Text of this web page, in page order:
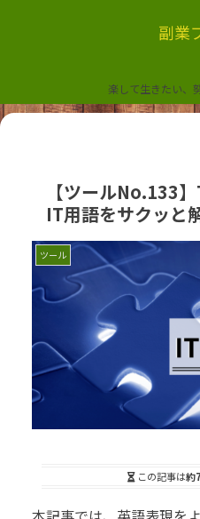
副業
楽して生きたい、
【ツールNo.133
IT用語をサクッと
ツール
この記事は約